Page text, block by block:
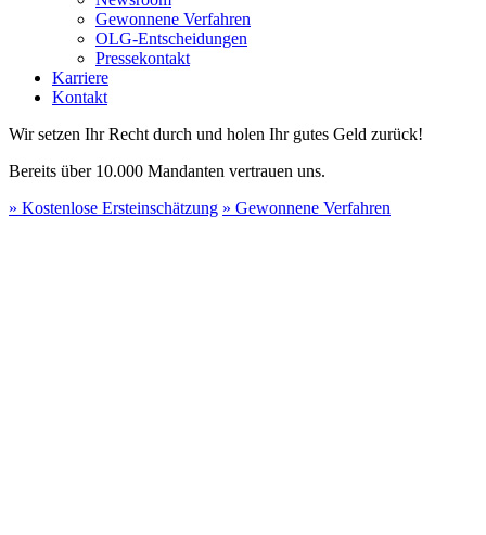
Gewonnene Verfahren
OLG-Entscheidungen
Pressekontakt
Karriere
Kontakt
Wir setzen Ihr Recht durch und holen Ihr gutes Geld zurück!
Bereits über 10.000 Mandanten vertrauen uns.
» Kostenlose Ersteinschätzung » Gewonnene Verfahren